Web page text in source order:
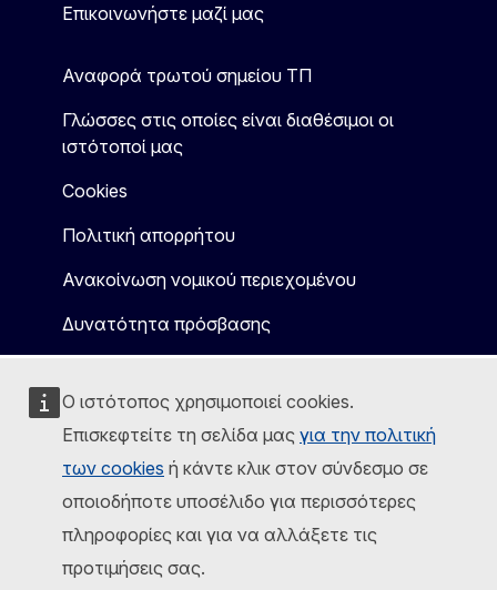
Ο ιστότοπος χρησιμοποιεί cookies.
Επισκεφτείτε τη σελίδα μας για την πολιτική
των cookies ή κάντε κλικ στον σύνδεσμο σε
οποιοδήποτε υποσέλιδο για περισσότερες
πληροφορίες και για να αλλάξετε τις
προτιμήσεις σας.
Επικοινωνήστε μαζί μας
Αναφορά τρωτού σημείου ΤΠ
Γλώσσες στις οποίες είναι διαθέσιμοι οι
ιστότοποί μας
Cookies
Πολιτική απορρήτου
Ανακοίνωση νομικού περιεχομένου
Δυνατότητα πρόσβασης